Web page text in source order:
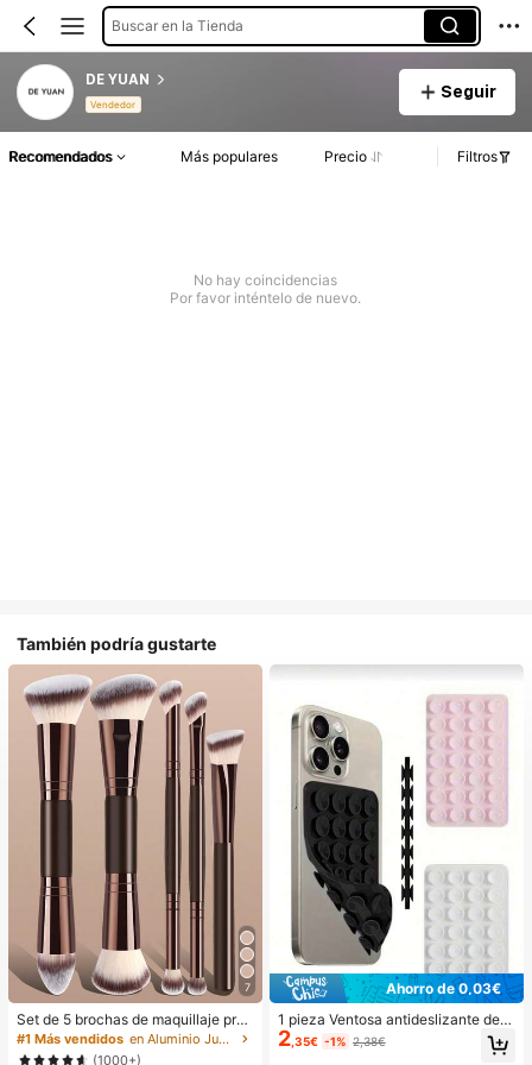
Buscar en la Tienda
DE YUAN
Vendedor
Seguir
Recomendados Más populares Precio Filtros
No hay coincidencias
Por favor inténtelo de nuevo.
También podría gustarte
7
Set de 5 brochas de maquillaje prof
esional, brochas de maquillaje port
átiles para viaje, kit de herramienta
#1 Más vendidos
en Aluminio Juegos De Pinceles
(1000+)
Ahorro de 0,03€
1 pieza Ventosa antideslizante de si
licona para teléfono, 28 piezas Vent
osas de silicona (almohadillas auto
2 ,35€ -1% 2,38€